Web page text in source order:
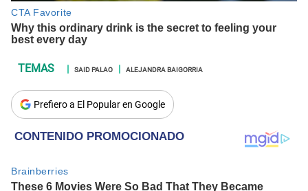
SAID PALAO ALEJANDRA BAIGORRIA
Prefiero a El Popular en Google